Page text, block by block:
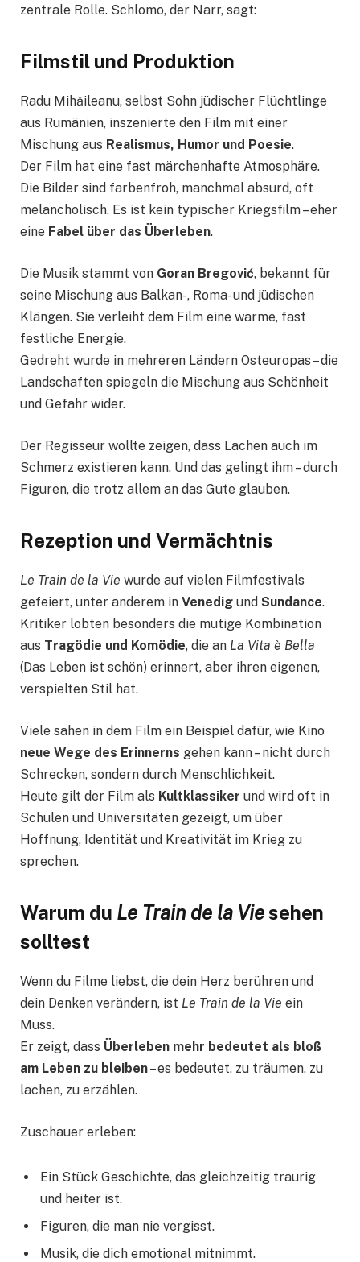
zentrale Rolle. Schlomo, der Narr, sagt:
Filmstil und Produktion
Radu Mihăileanu, selbst Sohn jüdischer Flüchtlinge
aus Rumänien, inszenierte den Film mit einer
Mischung aus Realismus, Humor und Poesie.
Der Film hat eine fast märchenhafte Atmosphäre.
Die Bilder sind farbenfroh, manchmal absurd, oft
melancholisch. Es ist kein typischer Kriegsfilm – eher
eine Fabel über das Überleben.
Die Musik stammt von Goran Bregović, bekannt für
seine Mischung aus Balkan-, Roma- und jüdischen
Klängen. Sie verleiht dem Film eine warme, fast
festliche Energie.
Gedreht wurde in mehreren Ländern Osteuropas – die
Landschaften spiegeln die Mischung aus Schönheit
und Gefahr wider.
Der Regisseur wollte zeigen, dass Lachen auch im
Schmerz existieren kann. Und das gelingt ihm – durch
Figuren, die trotz allem an das Gute glauben.
Rezeption und Vermächtnis
Le Train de la Vie wurde auf vielen Filmfestivals
gefeiert, unter anderem in Venedig und Sundance.
Kritiker lobten besonders die mutige Kombination
aus Tragödie und Komödie, die an La Vita è Bella
(Das Leben ist schön) erinnert, aber ihren eigenen,
verspielten Stil hat.
Viele sahen in dem Film ein Beispiel dafür, wie Kino
neue Wege des Erinnerns gehen kann – nicht durch
Schrecken, sondern durch Menschlichkeit.
Heute gilt der Film als Kultklassiker und wird oft in
Schulen und Universitäten gezeigt, um über
Hoffnung, Identität und Kreativität im Krieg zu
sprechen.
Warum du Le Train de la Viesehen
solltest
Wenn du Filme liebst, die dein Herz berühren und
dein Denken verändern, ist Le Train de la Vie ein
Muss.
Er zeigt, dass Überleben mehr bedeutet als bloß
am Leben zu bleiben– es bedeutet, zu träumen, zu
lachen, zu erzählen.
Zuschauer erleben:
Ein Stück Geschichte, das gleichzeitig traurig
und heiter ist.
Figuren, die man nie vergisst.
Musik, die dich emotional mitnimmt.